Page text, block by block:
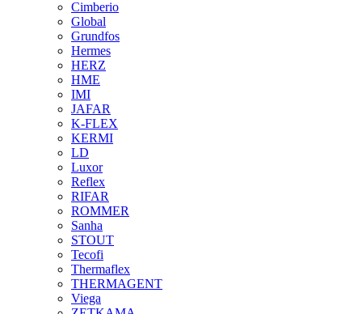
Cimberio
Global
Grundfos
Hermes
HERZ
HME
IMI
JAFAR
K-FLEX
KERMI
LD
Luxor
Reflex
RIFAR
ROMMER
Sanha
STOUT
Tecofi
Thermaflex
THERMAGENT
Viega